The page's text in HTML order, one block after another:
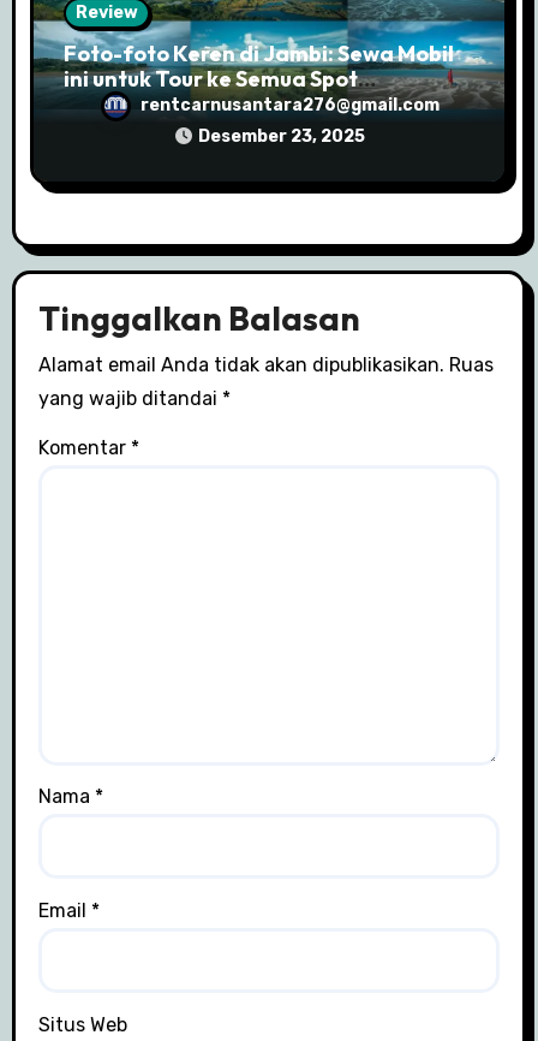
Review
Foto-foto Keren di Jambi: Sewa Mobil
ini untuk Tour ke Semua Spot
Instagramablerentcarnusantara276@gmail.com
Desember 23, 2025
Tinggalkan Balasan
Alamat email Anda tidak akan dipublikasikan. Ruas
yang wajib ditandai *
Komentar *
Nama *
Email *
Situs Web